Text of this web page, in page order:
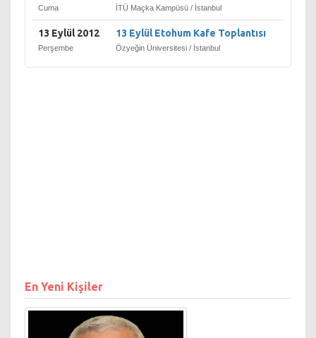
Cuma İTÜ Maçka Kampüsü / İstanbul
13 Eylül 2012
Perşembe
13 Eylül Etohum Kafe Toplantısı
Özyeğin Üniversitesi / İstanbul
En Yeni Kişiler